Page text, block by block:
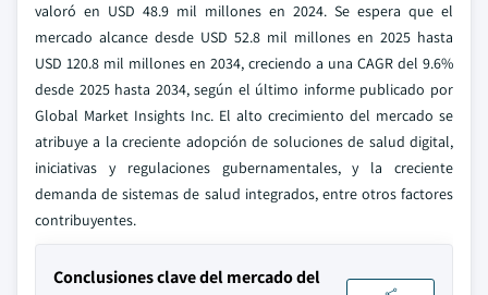
valoró en USD 48.9 mil millones en 2024. Se espera que el
mercado alcance desde USD 52.8 mil millones en 2025 hasta
USD 120.8 mil millones en 2034, creciendo a una CAGR del 9.6%
desde 2025 hasta 2034, según el último informe publicado por
Global Market Insights Inc. El alto crecimiento del mercado se
atribuye a la creciente adopción de soluciones de salud digital,
iniciativas y regulaciones gubernamentales, y la creciente
demanda de sistemas de salud integrados, entre otros factores
contribuyentes.
Conclusiones clave del mercado del